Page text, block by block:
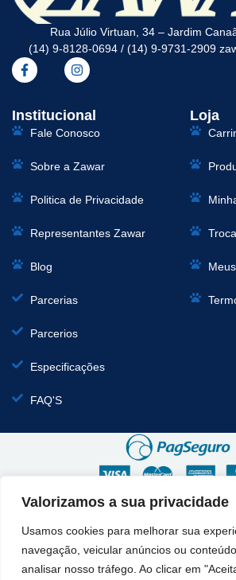
Valorizamos a sua privacidade
Usamos cookies para melhorar sua
navegação, veicular anúncios ou
analisar nosso tráfego. Ao clicar em
Rua Júlio Virtuan, 34 – Jardim
(14) 9-8128-0694 / (14) 9-9731-2909
Institucional
Fale Conosco
Sobre a Zawar
Politica de Privacidade
Representantes Zawar
Blog
Parcerias
Parcerios
Especificações
FAQ'S
Loja